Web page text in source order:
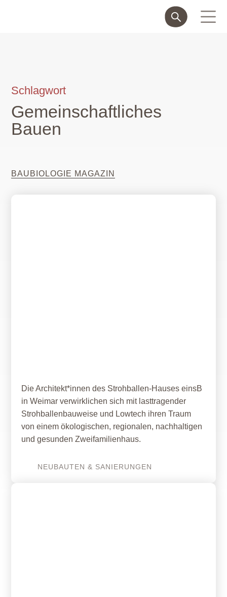
Schlagwort
Gemeinschaftliches
Bauen
BAUBIOLOGIE MAGAZIN
Die Architekt*innen des Strohballen-Hauses einsB
in Weimar verwirklichen sich mit lasttragender
Strohballenbauweise und Lowtech ihren Traum
von einem ökologischen, regionalen, nachhaltigen
und gesunden Zweifamilienhaus.
NEUBAUTEN & SANIERUNGEN